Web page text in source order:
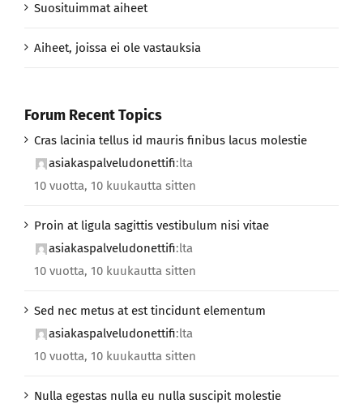
Suosituimmat aiheet
Aiheet, joissa ei ole vastauksia
Forum Recent Topics
Cras lacinia tellus id mauris finibus lacus molestie
asiakaspalveludonettifi:lta
10 vuotta, 10 kuukautta sitten
Proin at ligula sagittis vestibulum nisi vitae
asiakaspalveludonettifi:lta
10 vuotta, 10 kuukautta sitten
Sed nec metus at est tincidunt elementum
asiakaspalveludonettifi:lta
10 vuotta, 10 kuukautta sitten
Nulla egestas nulla eu nulla suscipit molestie